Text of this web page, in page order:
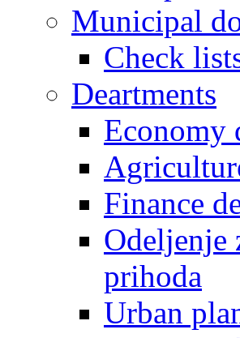
Municipal
Check
Deartments
Economy
Finance
Odeljenje
prihoda
Urban